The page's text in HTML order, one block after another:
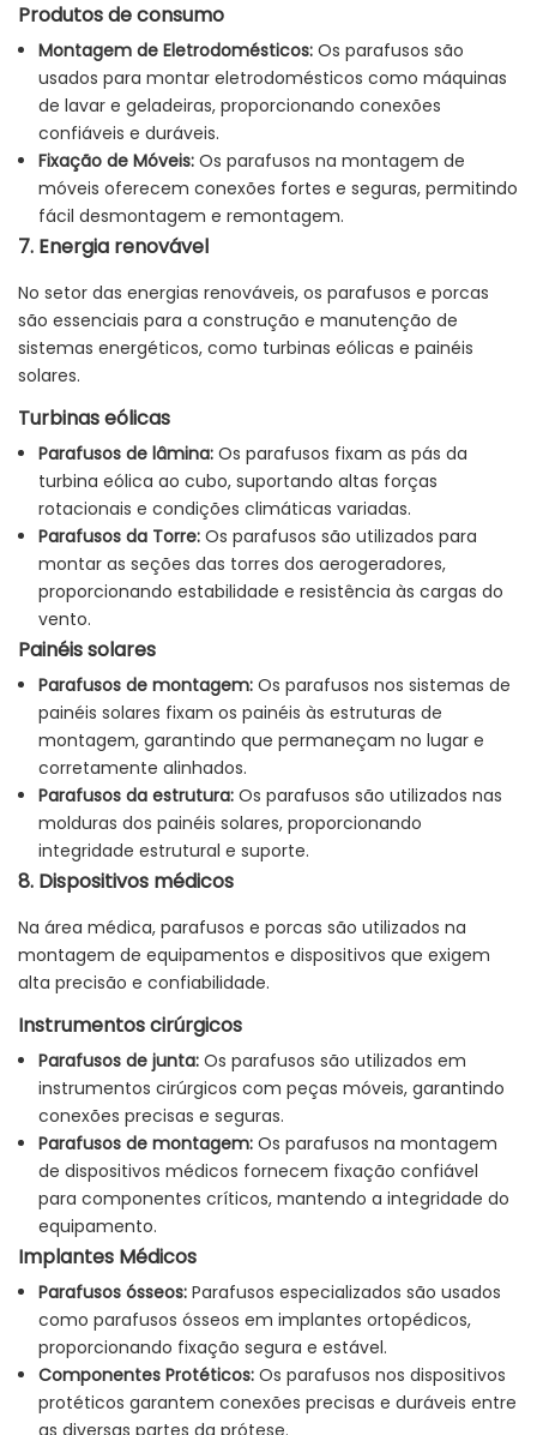
Produtos de consumo
Montagem de Eletrodomésticos: Os parafusos são
usados ​​para montar eletrodomésticos como máquinas
de lavar e geladeiras, proporcionando conexões
confiáveis ​​e duráveis.
Fixação de Móveis: Os parafusos na montagem de
móveis oferecem conexões fortes e seguras, permitindo
fácil desmontagem e remontagem.
7. Energia renovável
No setor das energias renováveis, os parafusos e porcas
são essenciais para a construção e manutenção de
sistemas energéticos, como turbinas eólicas e painéis
solares.
Turbinas eólicas
Parafusos de lâmina: Os parafusos fixam as pás da
turbina eólica ao cubo, suportando altas forças
rotacionais e condições climáticas variadas.
Parafusos da Torre: Os parafusos são utilizados para
montar as seções das torres dos aerogeradores,
proporcionando estabilidade e resistência às cargas do
vento.
Painéis solares
Parafusos de montagem: Os parafusos nos sistemas de
painéis solares fixam os painéis às estruturas de
montagem, garantindo que permaneçam no lugar e
corretamente alinhados.
Parafusos da estrutura: Os parafusos são utilizados nas
molduras dos painéis solares, proporcionando
integridade estrutural e suporte.
8. Dispositivos médicos
Na área médica, parafusos e porcas são utilizados na
montagem de equipamentos e dispositivos que exigem
alta precisão e confiabilidade.
Instrumentos cirúrgicos
Parafusos de junta: Os parafusos são utilizados em
instrumentos cirúrgicos com peças móveis, garantindo
conexões precisas e seguras.
Parafusos de montagem: Os parafusos na montagem
de dispositivos médicos fornecem fixação confiável
para componentes críticos, mantendo a integridade do
equipamento.
Implantes Médicos
Parafusos ósseos: Parafusos especializados são usados ​​
como parafusos ósseos em implantes ortopédicos,
proporcionando fixação segura e estável.
Componentes Protéticos: Os parafusos nos dispositivos
protéticos garantem conexões precisas e duráveis ​​entre